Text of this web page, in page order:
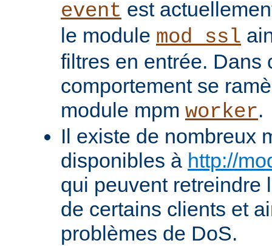
event est
le module mod_ssl
filtres en entrée. Dans
comportement se
module mpm worker.
Il existe de nombreux
disponibles à http://
qui peuvent retreindre
de certains clients et
problèmes de DoS.